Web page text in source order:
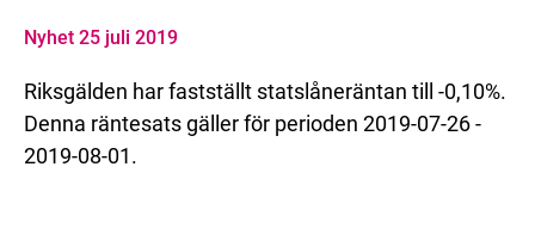
Nyhet 25 juli 2019
Riksgälden har fastställt statslåneräntan till -0,10%.
Denna räntesats gäller för perioden 2019-07-26 -
2019-08-01.